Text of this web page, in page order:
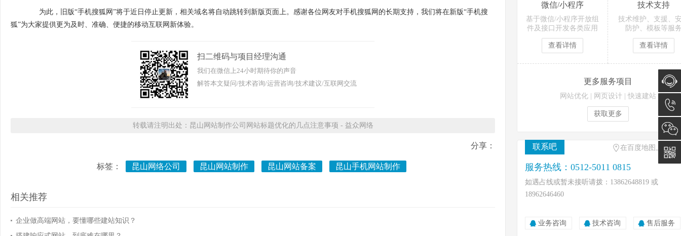
为此，旧版“手机搜狐网”将于近日停止更新，相关域名将自动跳转到新版页面上。感谢各位网友对手机搜狐网的长期支持，我们将在新版“手机搜
狐”为大家提供更为及时、准确、便捷的移动互联网新体验。
扫二维码与项目经理沟通
我们在微信上24小时期待你的声音
解答本文疑问/技术咨询/运营咨询/技术建议/互联网交流
转载请注明出处：昆山网站制作公司网站标题优化的几点注意事项 - 益众网络
分享：
标签： 昆山网络公司 昆山网站制作 昆山网站备案 昆山手机网站制作
相关推荐
企业做高端网站，要懂哪些建站知识？
微信/小程序
基于微信/小程序开放组
件及接口开发各类应用
查看详情
技术支持
技术维护、支援、
防护、模板等服
查看详情
更多服务项目
网站优化 网页设计 快速建站
获取更多
联系吧 在百度地图上找到
服务热线：0512-5011 0815
如遇占线或暂未接听请拨：13862648819 或
18962646460
业务咨询 技术咨询 售后服务
在线咨
询
0512-
5011